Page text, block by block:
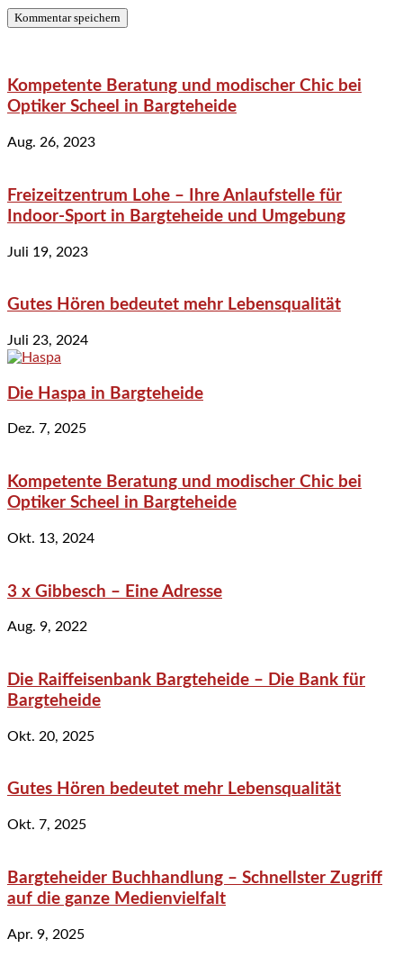
Kompetente Beratung und modischer Chic bei
Optiker Scheel in Bargteheide
Aug. 26, 2023
Freizeitzentrum Lohe – Ihre Anlaufstelle für
Indoor-Sport in Bargteheide und Umgebung
Juli 19, 2023
Gutes Hören bedeutet mehr Lebensqualität
Juli 23, 2024
Die Haspa in Bargteheide
Dez. 7, 2025
Kompetente Beratung und modischer Chic bei
Optiker Scheel in Bargteheide
Okt. 13, 2024
3 x Gibbesch – Eine Adresse
Aug. 9, 2022
Die Raiffeisenbank Bargteheide – Die Bank für
Bargteheide
Okt. 20, 2025
Gutes Hören bedeutet mehr Lebensqualität
Okt. 7, 2025
Bargteheider Buchhandlung – Schnellster Zugriff
auf die ganze Medienvielfalt
Apr. 9, 2025